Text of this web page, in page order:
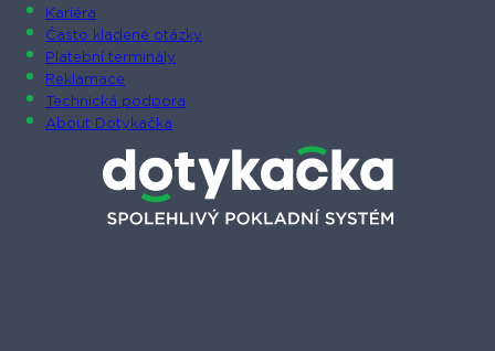
Kariéra
Často kladené otázky
Platební terminály
Reklamace
Technická podpora
About Dotykačka